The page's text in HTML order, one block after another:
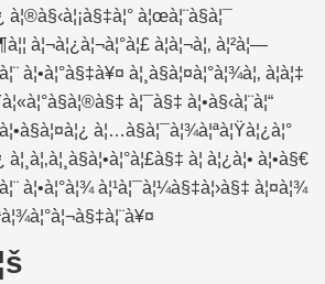
à¦®à§‹à¦¡à§‡à¦° à¦œà¦¨à§à¦¯
à¦¬à¦¿à¦¬à¦°à¦£ à¦à¦¬à¦‚ à¦²à¦—
à¦•à¦°à§‡à¥¤ à¦¸à§à¦¤à¦°à¦¾à¦‚ à¦à¦‡
à¦¯à§‡ à¦•à§‹à¦¨à¦“
à¦…à§à¦¯à¦¾à¦ªà¦Ÿà¦¿à¦°
à¦¸à¦‚à¦¸à§à¦•à¦°à¦£à§‡ à¦ à¦¿à¦• à¦•à§€
à¦•à¦°à¦¾ à¦¹à¦¯à¦¼à§‡à¦›à§‡ à¦¤à¦¾